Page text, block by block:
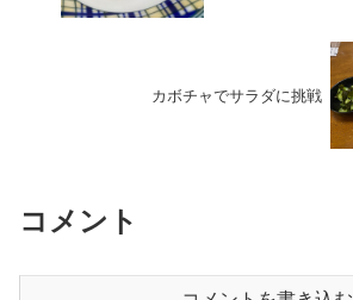
カボチャでサラダに挑戦
コメント